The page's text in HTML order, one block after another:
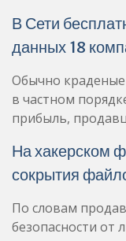
В Сети
данных 18
Обычно
в частном
прибыль,
На хакерском
сокрытия
По словам
безопасности от